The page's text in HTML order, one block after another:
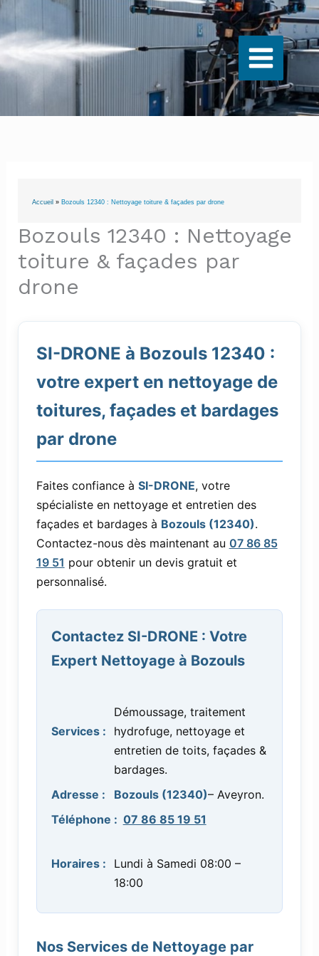
Aller
au
contenu
Accueil » Bozouls 12340 : Nettoyage toiture & façades par drone
Bozouls 12340 : Nettoyage
toiture & façades par
drone
SI-DRONE à Bozouls 12340 :
votre expert en nettoyage de
toitures, façades et bardages
par drone
Faites confiance à SI-DRONE, votre
spécialiste en nettoyage et entretien des
façades et bardages à Bozouls (12340).
Contactez-nous dès maintenant au 07 86 85
19 51 pour obtenir un devis gratuit et
personnalisé.
Contactez SI-DRONE : Votre
Expert Nettoyage à Bozouls
Services :
Démoussage, traitement
hydrofuge, nettoyage et
entretien de toits, façades &
bardages.
Adresse :
Bozouls (12340)– Aveyron.
Téléphone : 07 86 85 19 51
Horaires :
Lundi à Samedi 08:00 –
18:00
Nos Services de Nettoyage par